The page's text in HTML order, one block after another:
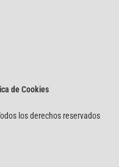
de Cookies
los derechos reservados